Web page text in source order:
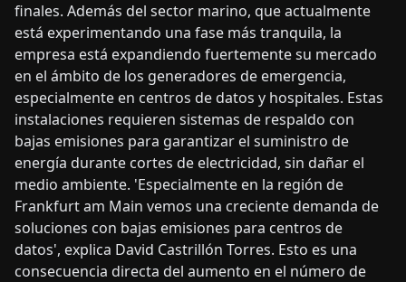
finales. Además del sector marino, que actualmente
está experimentando una fase más tranquila, la
empresa está expandiendo fuertemente su mercado
en el ámbito de los generadores de emergencia,
especialmente en centros de datos y hospitales. Estas
instalaciones requieren sistemas de respaldo con
bajas emisiones para garantizar el suministro de
energía durante cortes de electricidad, sin dañar el
medio ambiente. 'Especialmente en la región de
Frankfurt am Main vemos una creciente demanda de
soluciones con bajas emisiones para centros de
datos', explica David Castrillón Torres. Esto es una
consecuencia directa del aumento en el número de